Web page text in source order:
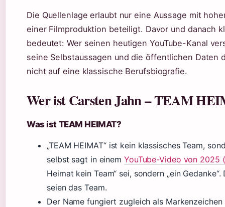
Die Quellenlage erlaubt nur eine Aussage mit
einer Filmproduktion beteiligt. Davor und danach
bedeutet: Wer seinen heutigen YouTube-Kanal
seine Selbstaussagen und die öffentlichen Daten
nicht auf eine klassische Berufsbiografie.
Wer ist Carsten Jahn – TEAM
Was ist TEAM HEIMAT?
„TEAM HEIMAT“ ist kein klassisches Team,
selbst sagt in einem YouTube-Video von 2025
Heimat kein Team“ sei, sondern „ein
seien das Team.
Der Name fungiert zugleich als Markenzeichen